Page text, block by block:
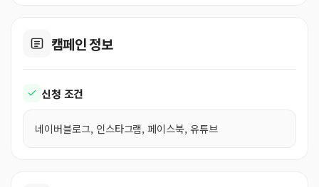
캠페인 정보
신청 조건
네이버블로그, 인스타그램, 페이스북, 유튜브